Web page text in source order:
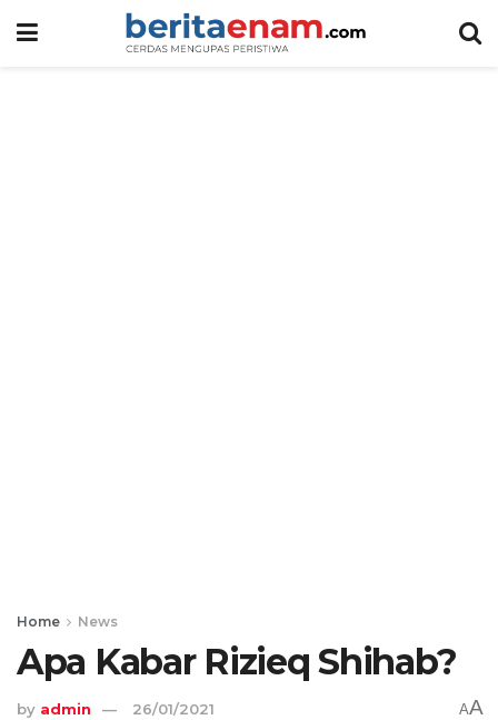
Home News
Apa Kabar Rizieq Shihab?
by admin 26/01/2021 AA